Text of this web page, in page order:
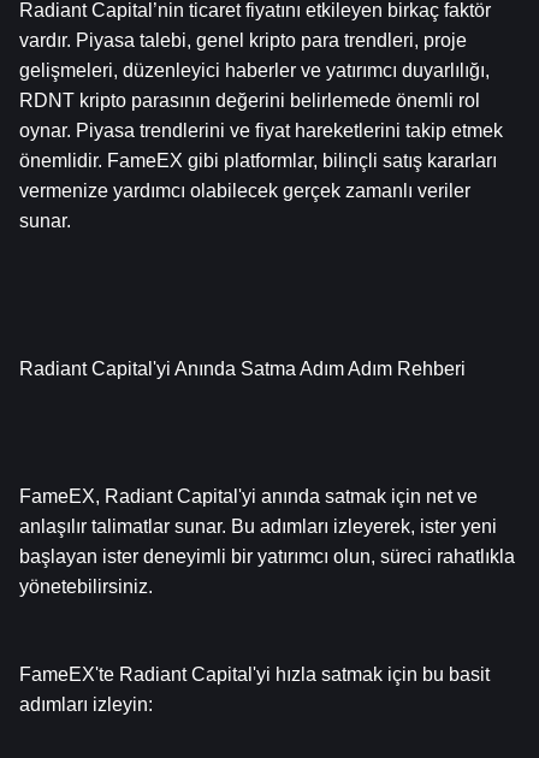
Radiant Capital’nin ticaret fiyatını etkileyen birkaç faktör
vardır. Piyasa talebi, genel kripto para trendleri, proje
gelişmeleri, düzenleyici haberler ve yatırımcı duyarlılığı,
RDNT kripto parasının değerini belirlemede önemli rol
oynar. Piyasa trendlerini ve fiyat hareketlerini takip etmek
önemlidir. FameEX gibi platformlar, bilinçli satış kararları
vermenize yardımcı olabilecek gerçek zamanlı veriler
sunar.
Radiant Capital'yi Anında Satma Adım Adım Rehberi
FameEX, Radiant Capital'yi anında satmak için net ve
anlaşılır talimatlar sunar. Bu adımları izleyerek, ister yeni
başlayan ister deneyimli bir yatırımcı olun, süreci rahatlıkla
yönetebilirsiniz.
FameEX'te Radiant Capital'yi hızla satmak için bu basit
adımları izleyin: